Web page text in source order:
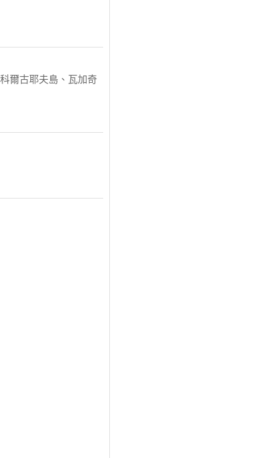
爾古耶夫島、瓦加奇